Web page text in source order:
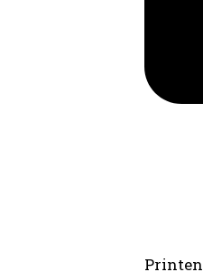
Printen